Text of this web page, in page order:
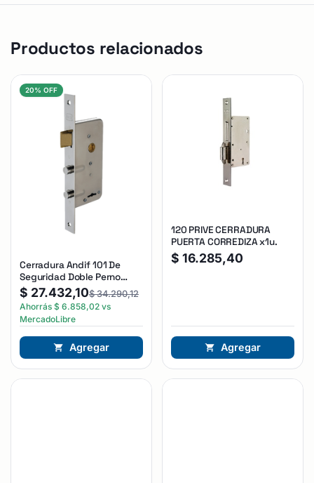
Productos relacionados
20% OFF
Cerradura Andif 101 De
Seguridad Doble Perno
Reforzada Plateado
$ 27.432,10$34.290,12
Ahorrás $ 6.858,02 vs
MercadoLibre
Agregar
120 PRIVE CERRADURA
PUERTA CORREDIZA x1u.
$ 16.285,40
Agregar